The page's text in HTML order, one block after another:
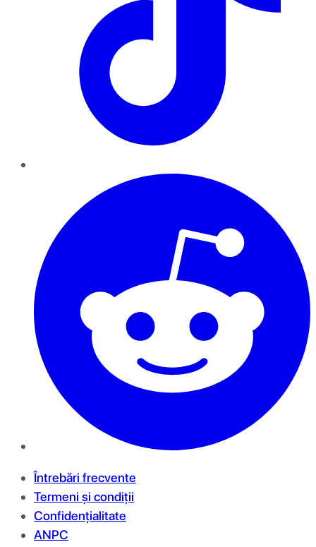
Întrebări frecvente
Termeni și condiții
Confidențialitate
ANPC